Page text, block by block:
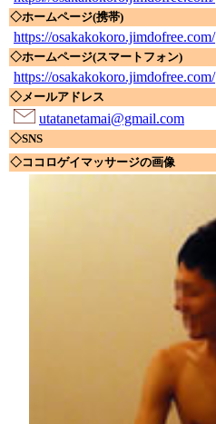
◇ホームページ(携帯)
https://osakakokoro.jimdofree.com/
◇ホームページ(スマートフォン)
https://osakakokoro.jimdofree.com/
◇メールアドレス
utatanetamai@gmail.com
◇SNS
◇ココロゲイマッサージの画像